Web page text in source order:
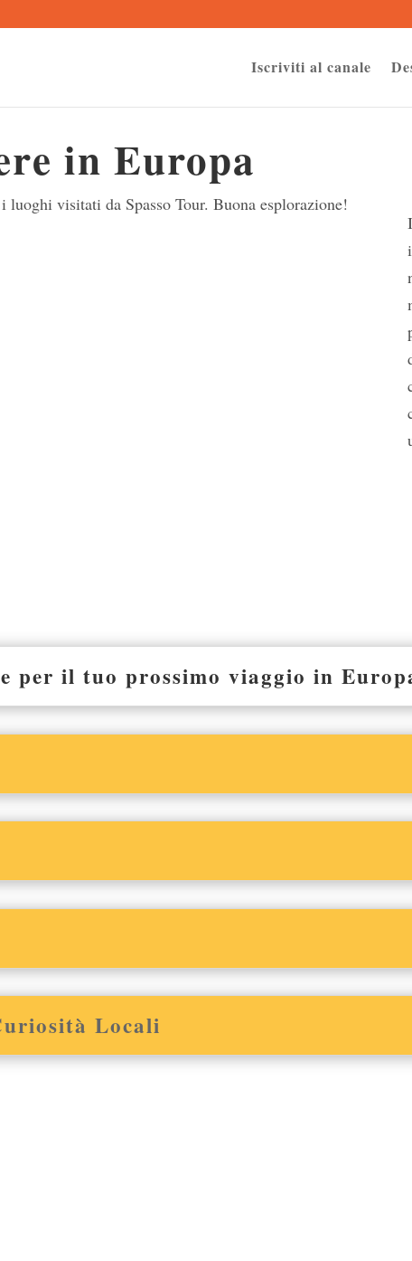
Iscriviti al canale
in Europa
visitati da Spasso Tour. Buona esplorazione!
per il tuo prossimo viaggio in
Locali